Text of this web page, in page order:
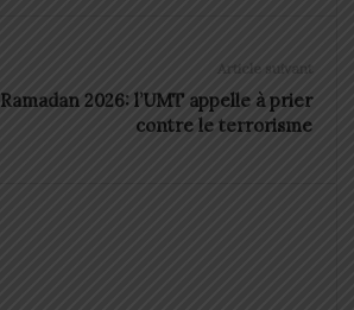
Article suivant
Ramadan 2026: l’UMT appelle à prier
contre le terrorisme